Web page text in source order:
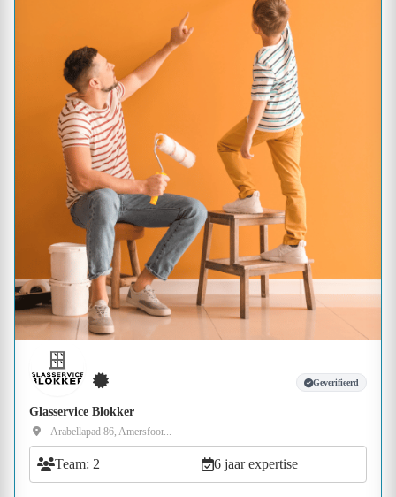
Geverifieerd
Glasservice Blokker
Arabellapad 86, Amersfoor...
Team: 2 6 jaar expertise